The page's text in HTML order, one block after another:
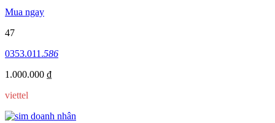
Mua ngay
47
0353.011.586
1.000.000 ₫
viettel